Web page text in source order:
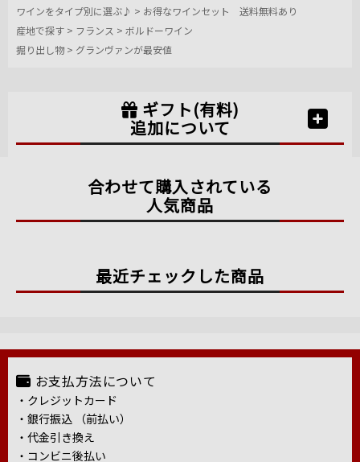
ワインをタイプ別に選ぶ♪ > お得なワインセット 送料無料あり
産地で探す > フランス > ボルドーワイン
掘り出し物 > グランヴァンが最安値
ギフト(有料)
追加について
合わせて購入されている
人気商品
最近チェックした商品
お支払方法について
・クレジットカード
・銀行振込 （前払い）
・代金引き換え
・コンビニ後払い